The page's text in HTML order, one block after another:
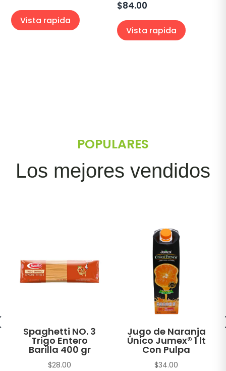
Vista rapida
$84.00
Vista rapida
POPULARES
Los mejores vendidos
Spaghetti NO. 3
Trigo Entero
Barilla 400 gr
$28.00
Jugo de Naranja
Único Jumex® 1 lt
Con Pulpa
$34.00